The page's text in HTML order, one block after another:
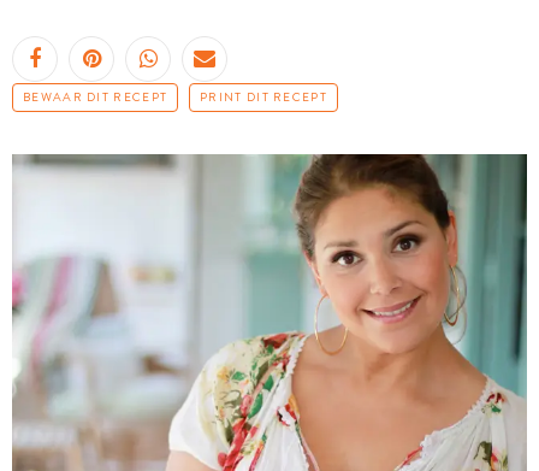
BEWAAR DIT RECEPT PRINT DIT RECEPT